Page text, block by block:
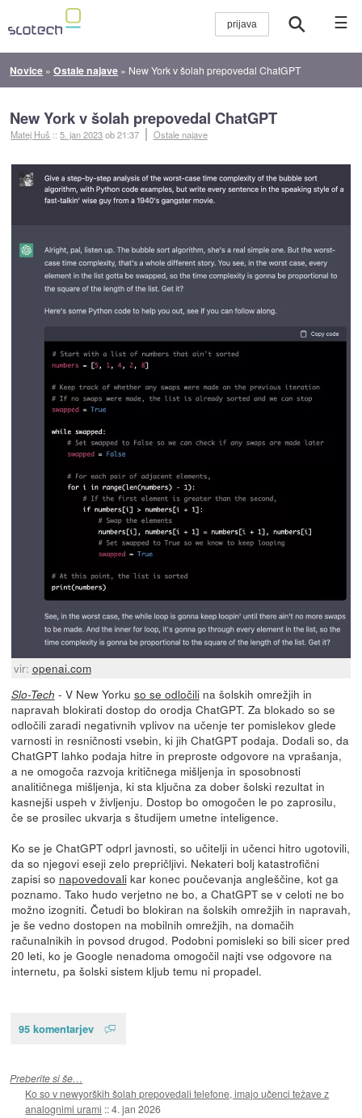
☰
Novice »Ostale najave » New York v šolah prepovedal ChatGPT
New York v šolah prepovedal ChatGPT
Matej Huš ::5. jan 2023ob 21:37 Ostale najave
vir: openai.com
Slo-Tech - V New Yorku so se odločilina šolskih omrežjih in
napravah blokirati dostop do orodja ChatGPT. Za blokado so se
odločili zaradi negativnih vplivov na učenje ter pomislekov glede
varnosti in resničnosti vsebin, ki jih ChatGPT podaja. Dodali so, da
ChatGPT lahko podaja hitre in preproste odgovore na vprašanja,
a ne omogoča razvoja kritičnega mišljenja in sposobnosti
analitičnega mišljenja, ki sta ključna za dober šolski rezultat in
kasnejši uspeh v življenju. Dostop bo omogočen le po zaprosilu,
če se prosilec ukvarja s študijem umetne inteligence.
Ko se je ChatGPT odprl javnosti, so učitelji in učenci hitro ugotovili,
da so njegovi eseji zelo prepričljivi. Nekateri bolj katastrofični
zapisi so napovedovalikar konec poučevanja angleščine, kot ga
poznamo. Tako hudo verjetno ne bo, a ChatGPT se v celoti ne bo
možno izogniti. Četudi bo blokiran na šolskih omrežjih in napravah,
je še vedno dostopen na mobilnih omrežjih, na domačih
računalnikih in povsod drugod. Podobni pomisleki so bili sicer pred
20 leti, ko je Google nenadoma omogočil najti vse odgovore na
internetu, pa šolski sistem kljub temu ni propadel.
95 komentarjev
Preberite si še…
Ko so v newyorških šolah prepovedali telefone, imajo učenci težave z
analognimi urami ::4. jan 2026